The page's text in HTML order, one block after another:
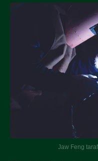
Jaw Feng